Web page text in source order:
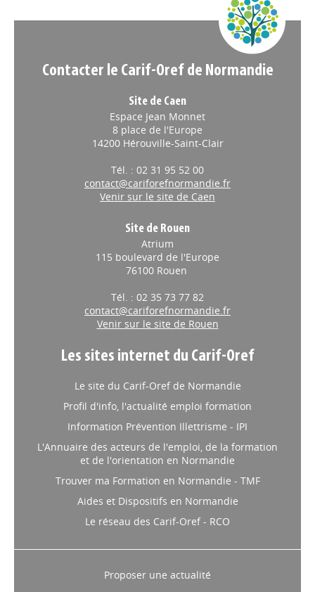
Contacter le Carif-Oref de Normandie
Site de Caen
Espace Jean Monnet
8 place de l'Europe
14200 Hérouville-Saint-Clair
Tél. : 02 31 95 52 00
contact@cariforefnormandie.fr
Venir sur le site de Caen
Site de Rouen
Atrium
115 boulevard de l'Europe
76100 Rouen
Tél. : 02 35 73 77 82
contact@cariforefnormandie.fr
Venir sur le site de Rouen
Les sites internet du Carif-Oref
Le site du Carif-Oref de Normandie
Profil d'info, l'actualité emploi formation
Information Prévention Illettrisme - IPI
L'Annuaire des acteurs de l'emploi, de la formation
et de l'orientation en Normandie
Trouver ma Formation en Normandie - TMF
Aides et Dispositifs en Normandie
Le réseau des Carif-Oref - RCO
Proposer une actualité